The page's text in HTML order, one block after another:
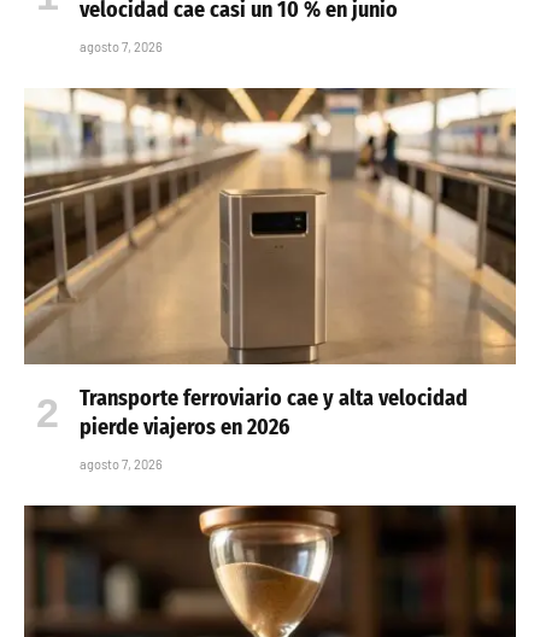
velocidad cae casi un 10 % en junio
agosto 7, 2026
Transporte ferroviario cae y alta velocidad
pierde viajeros en 2026
agosto 7, 2026